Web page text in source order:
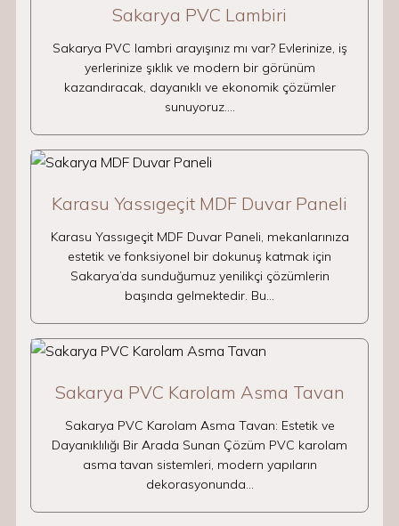
Sakarya PVC Lambiri
Sakarya PVC lambri arayışınız mı var? Evlerinize, iş
yerlerinize şıklık ve modern bir görünüm
kazandıracak, dayanıklı ve ekonomik çözümler
sunuyoruz.…
Karasu Yassıgeçit MDF Duvar Paneli
Karasu Yassıgeçit MDF Duvar Paneli, mekanlarınıza
estetik ve fonksiyonel bir dokunuş katmak için
Sakarya’da sunduğumuz yenilikçi çözümlerin
başında gelmektedir. Bu…
Sakarya PVC Karolam Asma Tavan
Sakarya PVC Karolam Asma Tavan: Estetik ve
Dayanıklılığı Bir Arada Sunan Çözüm PVC karolam
asma tavan sistemleri, modern yapıların
dekorasyonunda…